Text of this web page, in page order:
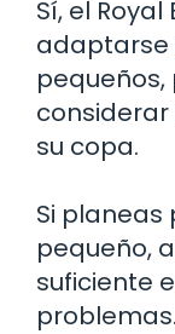
Sí, el
adaptarse
considerar
su copa.
Si
pequeño,
suficiente
problemas.